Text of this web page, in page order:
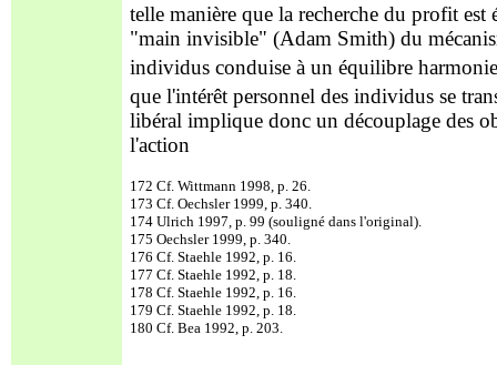
telle manière que la recherche du profit est
"main invisible" (Adam Smith) du
individus conduise à un équilibre
que l'intérêt personnel des individus se
libéral implique donc un découplage des
l'action
172 Cf. Wittmann 1998, p. 26.
173 Cf. Oechsler 1999, p. 340.
174 Ulrich 1997, p. 99 (souligné dans l'original).
175 Oechsler 1999, p. 340.
176 Cf. Staehle 1992, p. 16.
177 Cf. Staehle 1992, p. 18.
178 Cf. Staehle 1992, p. 16.
179 Cf. Staehle 1992, p. 18.
180 Cf. Bea 1992, p. 203.